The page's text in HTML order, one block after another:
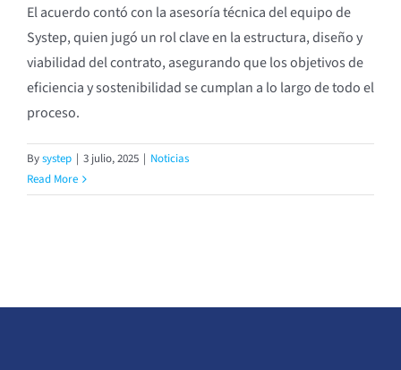
El acuerdo contó con la asesoría técnica del equipo de
Systep, quien jugó un rol clave en la estructura, diseño y
viabilidad del contrato, asegurando que los objetivos de
eficiencia y sostenibilidad se cumplan a lo largo de todo el
proceso.
Bysystep | 3 julio, 2025 | Noticias
Read More